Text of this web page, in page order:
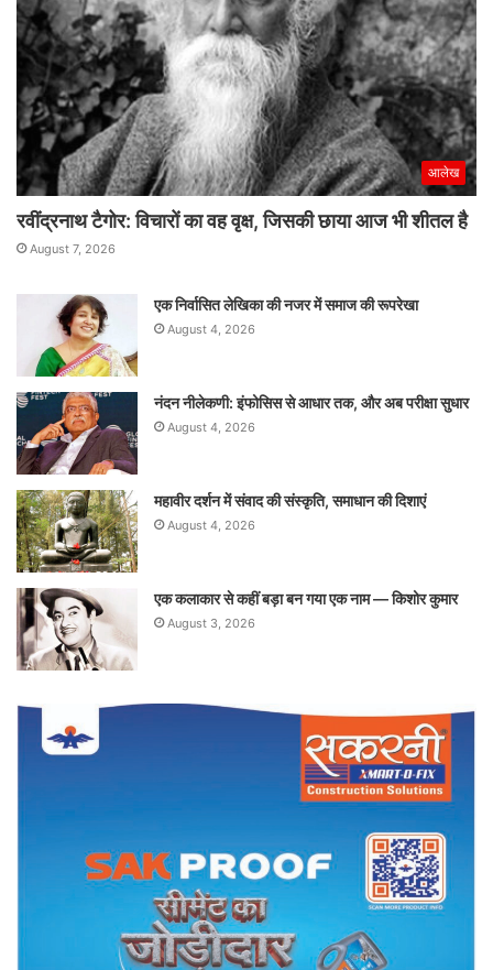
आलेख
रवींद्रनाथ टैगोर: विचारों का वह वृक्ष, जिसकी छाया आज भी शीतल है
August 7, 2026
एक निर्वासित लेखिका की नजर में समाज की रूपरेखा
August 4, 2026
नंदन नीलेकणी: इंफोसिस से आधार तक, और अब परीक्षा सुधार
August 4, 2026
महावीर दर्शन में संवाद की संस्कृति, समाधान की दिशाएं
August 4, 2026
एक कलाकार से कहीं बड़ा बन गया एक नाम — किशोर कुमार
August 3, 2026